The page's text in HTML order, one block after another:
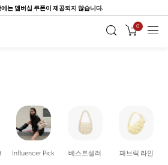
는 멤버십 쿠폰이 제공되지 않습니다.
0
Influencer Pick 베스트셀러 패브릭 라인